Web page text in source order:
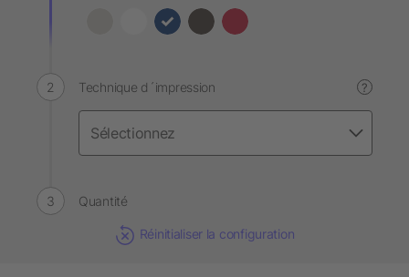
Technique d´impression ?
Quantité
Réinitialiser la configuration